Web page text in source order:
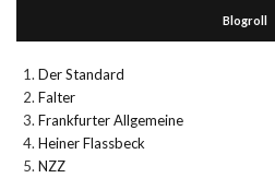
Blogroll
Der Standard
Falter
Frankfurter Allgemeine
Heiner Flassbeck
NZZ